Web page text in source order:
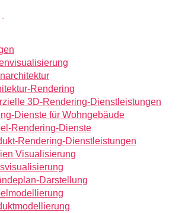
Rendering
3D-Rendering-Dienstleistungen
Dienste für Wohngebäude
Rendering-Dienste
Rendering-Dienstleistungen
Visualisierung
Darstellung